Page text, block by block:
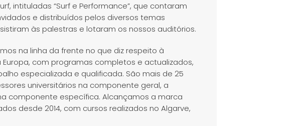
intituladas “Surf e Performance”, que contaram
e distribuídos pelos diversos temas
às palestras e lotaram os nossos auditórios.
na linha da frente no que diz respeito à
Europa, com programas completos e actualizados,
especializada e qualificada. São mais de 25
universitários na componente geral, a
componente específica. Alcançamos a marca
desde 2014, com cursos realizados no Algarve,